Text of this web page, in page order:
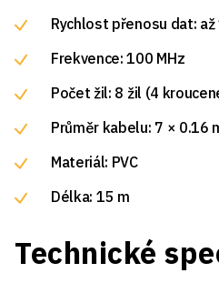
Rychlost přenosu dat:
Frekvence: 100 MHz
Počet žil: 8 žil (4
Průměr kabelu: 7 × 0.16
Materiál: PVC
Délka: 15 m
Technické